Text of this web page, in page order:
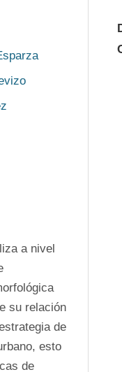
a nivel
su relación
de
esto
de